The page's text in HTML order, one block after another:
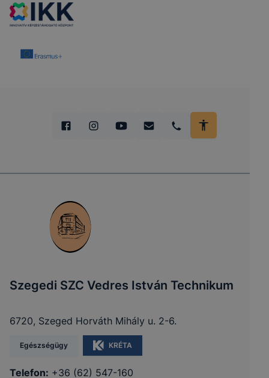
Szegedi SZC Vedres István Technikum
6720, Szeged Horváth Mihály u. 2-6.
Egészségügy KRÉTA
Telefon: +36 (62) 547-160